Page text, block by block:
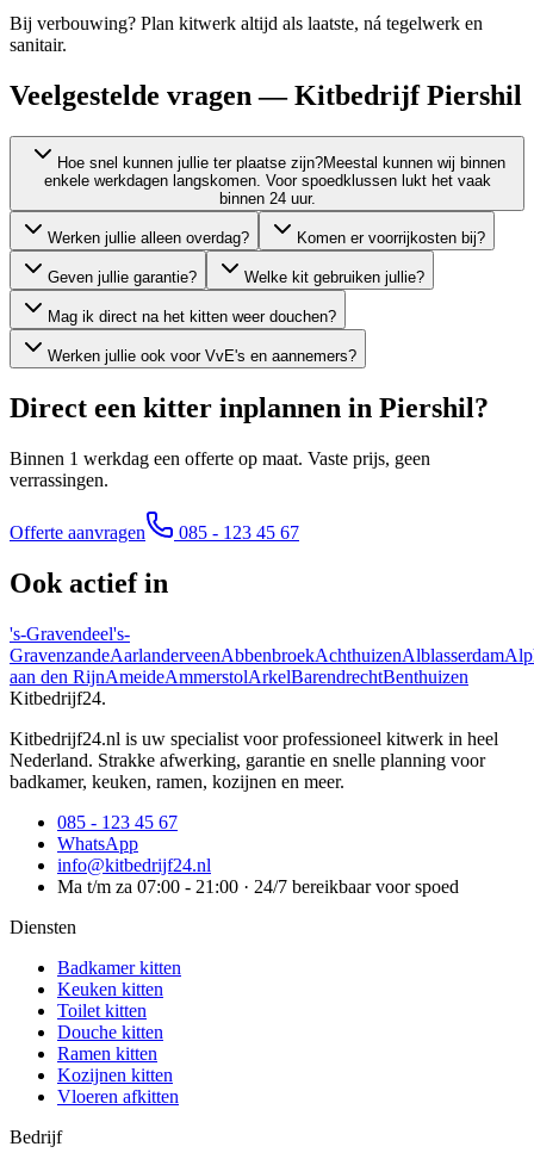
Bij verbouwing? Plan kitwerk altijd als laatste, ná tegelwerk en
sanitair.
Veelgestelde vragen — Kitbedrijf Piershil
Hoe snel kunnen jullie ter plaatse zijn?Meestal kunnen wij binnen
enkele werkdagen langskomen. Voor spoedklussen lukt het vaak
binnen 24 uur.
Werken jullie alleen overdag? Komen er voorrijkosten bij?
Geven jullie garantie? Welke kit gebruiken jullie?
Mag ik direct na het kitten weer douchen?
Werken jullie ook voor VvE's en aannemers?
Direct een kitter inplannen in Piershil?
Binnen 1 werkdag een offerte op maat. Vaste prijs, geen
verrassingen.
Offerte aanvragen 085 - 123 45 67
Ook actief in
's-Gravendeel's-
GravenzandeAarlanderveenAbbenbroekAchthuizenAlblasserdam
aan den RijnAmeideAmmerstolArkelBarendrechtBenthuizen
Kitbedrijf24.
Kitbedrijf24.nl is uw specialist voor professioneel kitwerk in heel
Nederland. Strakke afwerking, garantie en snelle planning voor
badkamer, keuken, ramen, kozijnen en meer.
085 - 123 45 67
WhatsApp
info@kitbedrijf24.nl
Ma t/m za 07:00 - 21:00 · 24/7 bereikbaar voor spoed
Diensten
Badkamer kitten
Keuken kitten
Toilet kitten
Douche kitten
Ramen kitten
Kozijnen kitten
Vloeren afkitten
Bedrijf